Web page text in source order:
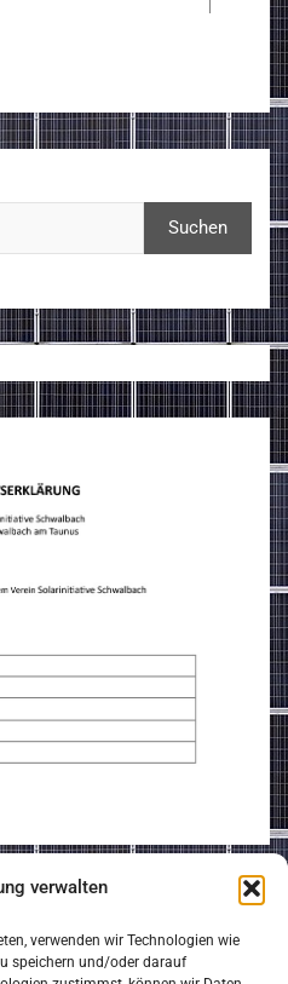
verwalten
verwenden wir Technologien wie
speichern und/oder darauf
Suchen